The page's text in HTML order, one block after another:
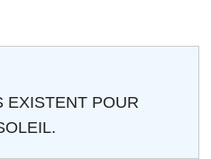
EXISTENT POUR